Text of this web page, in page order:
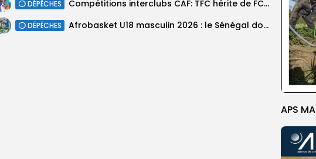
APS
DÉPÊCHES ‎Compétitions interclubs CAF: TFC hérite de FC Canchungo, Diambars affronte l’ES Zarzis
DÉPÊCHES ‎Afrobasket U18 masculin 2026 : le Sénégal domine largement le Rwanda (78-38)...